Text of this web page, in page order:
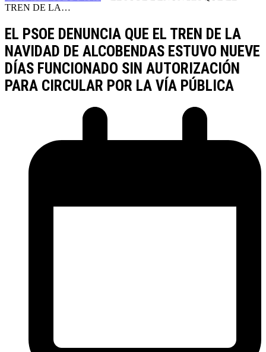
TREN DE LA…
EL PSOE DENUNCIA QUE EL TREN DE LA
NAVIDAD DE ALCOBENDAS ESTUVO NUEVE
DÍAS FUNCIONADO SIN AUTORIZACIÓN
PARA CIRCULAR POR LA VÍA PÚBLICA